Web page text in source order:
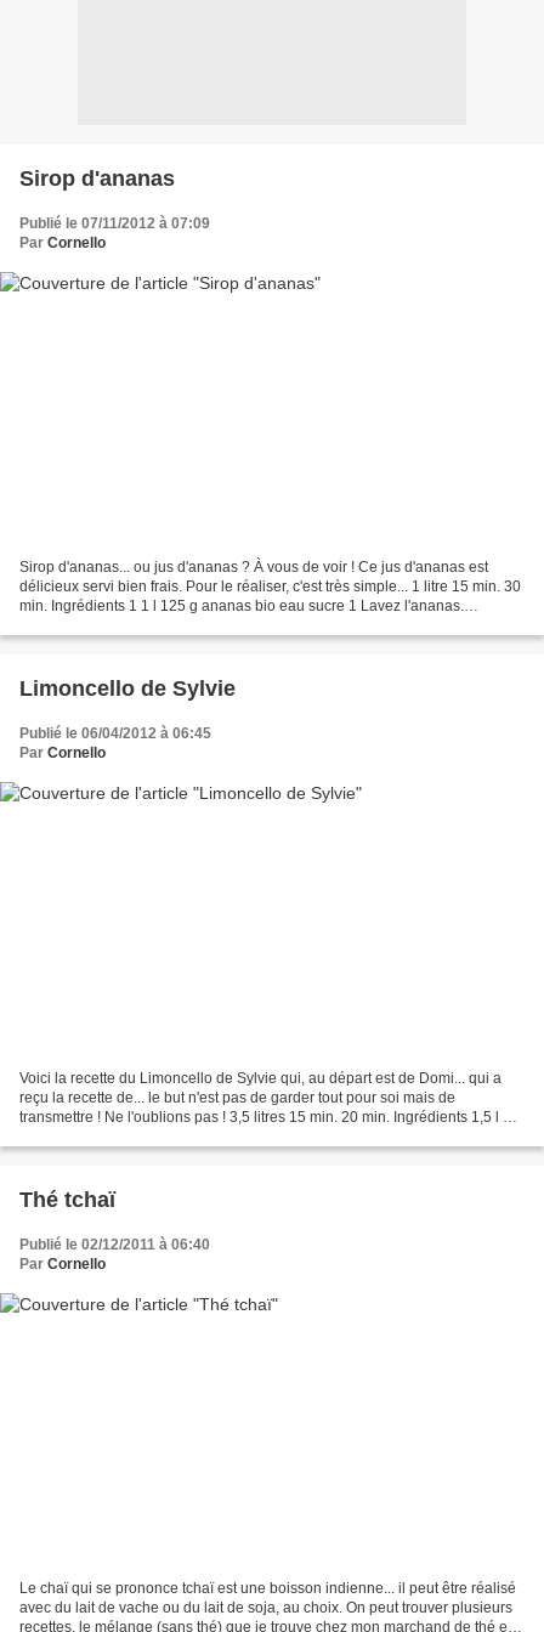
Sirop d'ananas
Publié le 07/11/2012 à 07:09
Par Cornello
Sirop d'ananas... ou jus d'ananas ? À vous de voir ! Ce jus d'ananas est
délicieux servi bien frais. Pour le réaliser, c'est très simple... 1 litre 15 min. 30
min. Ingrédients 1 1 l 125 g ananas bio eau sucre 1 Lavez l'ananas.
Limoncello de Sylvie
Publié le 06/04/2012 à 06:45
Par Cornello
Voici la recette du Limoncello de Sylvie qui, au départ est de Domi... qui a
reçu la recette de... le but n'est pas de garder tout pour soi mais de
transmettre ! Ne l'oublions pas ! 3,5 litres 15 min. 20 min. Ingrédients 1,5 l 16
Thé tchaï
Publié le 02/12/2011 à 06:40
Par Cornello
Le chaï qui se prononce tchaï est une boisson indienne... il peut être réalisé
avec du lait de vache ou du lait de soja, au choix. On peut trouver plusieurs
recettes, le mélange (sans thé) que je trouve chez mon marchand de thé est